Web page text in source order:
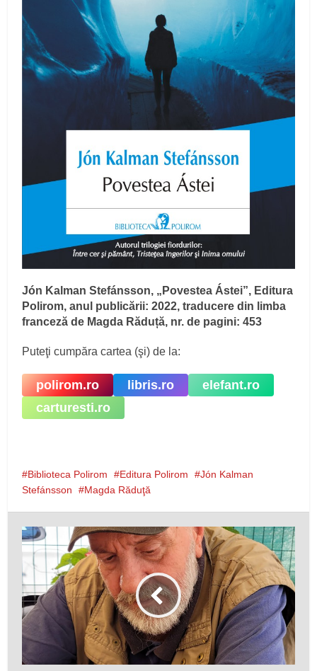
Jón Kalman Stefánsson, „Povestea Ástei”, Editura
Polirom, anul publicării: 2022, traducere din limba
franceză de Magda Răduță, nr. de pagini: 453
Puteţi cumpăra cartea (şi) de la:
polirom.ro libris.ro
elefant.ro
carturesti.ro
Biblioteca Polirom Editura Polirom
Jón Kalman
Stefánsson
Magda Răduţă